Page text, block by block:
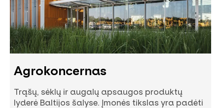
Agrokoncernas
Trąšų, sėklų ir augalų apsaugos produktų
lyderė Baltijos šalyse. Įmonės tikslas yra padėti